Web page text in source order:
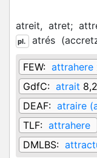
atreit, atret;
pl. atrés (
FEW: attrahere
GdfC: atrait
DEAF: atraire
TLF: attrahere
DMLBS: